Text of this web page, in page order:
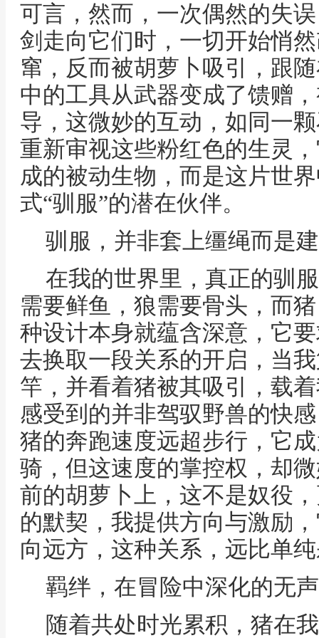
可言，然而，一次偶然的失
剑走向它们时，一切开始悄
窜，反而被胡萝卜吸引，跟
中的工具从武器变成了馈赠
导，这微妙的互动，如同一
重新审视这些粉红色的生灵
成的被动生物，而是这片世
式“驯服”的潜在伙伴。
驯服，并非套上缰绳而是
在我的世界里，真正的驯
需要鲜鱼，狼需要骨头，而
种设计本身就蕴含深意，它
去换取一段关系的开启，当
竿，并看着猪被其吸引，载
感受到的并非驾驭野兽的快
猪的奔跑速度远超步行，它
骑，但这速度的掌控权，却
前的胡萝卜上，这不是奴役
的默契，我提供方向与激励
向远方，这种关系，远比单
羁绊，在冒险中深化的无
随着共处时光累积，猪在